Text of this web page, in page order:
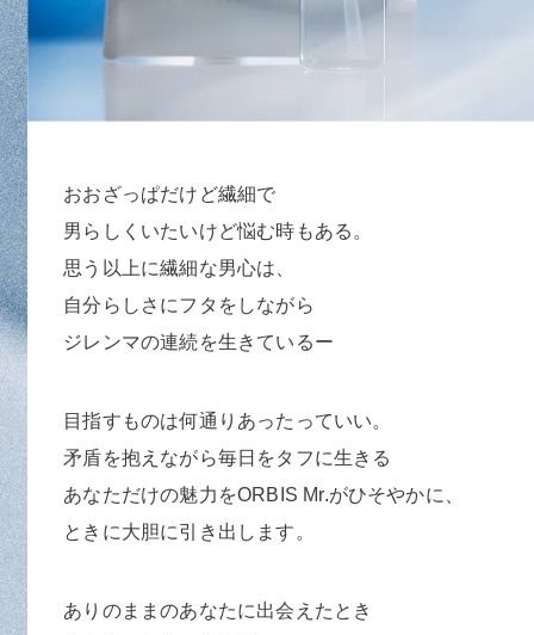
おおざっぱだけど繊細で
男らしくいたいけど悩む時もある。
思う以上に繊細な男心は、
自分らしさにフタをしながら
ジレンマの連続を生きているー
目指すものは何通りあったっていい。
矛盾を抱えながら毎日をタフに生きる
あなただけの魅力をORBIS Mr.がひそやかに、
ときに大胆に引き出します。
ありのままのあなたに出会えたとき